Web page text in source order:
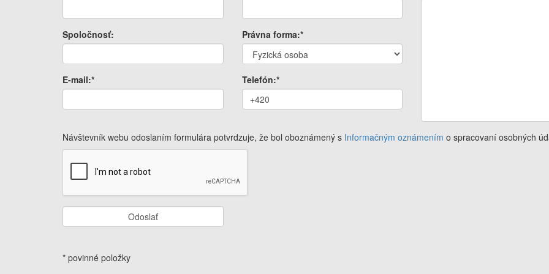
Spoločnosť: Právna forma:*
E-mail:* Telefón:*
Návštevník webu odoslaním formulára potvrdzuje, že bol oboznámený s Informačným oznámením o spracovaní osobných
Odoslať
* povinné položky